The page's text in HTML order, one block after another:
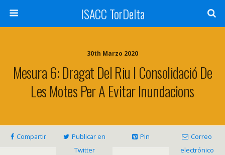
ISACC TorDelta
30th Marzo 2020
Mesura 6: Dragat Del Riu I Consolidació De
Les Motes Per A Evitar Inundacions
Compartir
Publicar en
Twitter
Pin
Correo
electrónico